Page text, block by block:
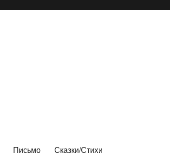
Письмо Сказки/Стихи